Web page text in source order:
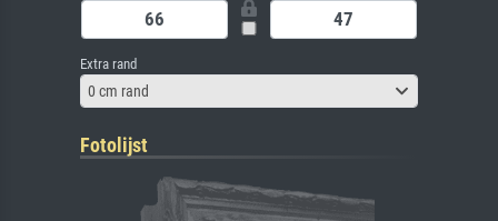
Extra rand
0 cm rand
Fotolijst